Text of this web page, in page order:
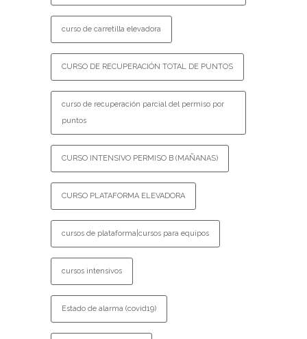
curso de carretilla elevadora
CURSO DE RECUPERACIÓN TOTAL DE PUNTOS
curso de recuperación parcial del permiso por
puntos
CURSO INTENSIVO PERMISO B (MAÑANAS)
CURSO PLATAFORMA ELEVADORA
cursos de plataforma|cursos para equipos
cursos intensivos
Estado de alarma (covid19)